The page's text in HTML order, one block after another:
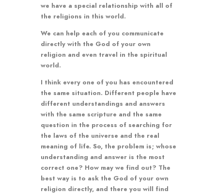
we have a special relationship with all of
the religions in this world.
We can help each of you communicate
directly with the God of your own
religion and even travel in the spiritual
world.
I think every one of you has encountered
the same situation. Different people have
different understandings and answers
with the same scripture and the same
question in the process of searching for
the laws of the universe and the real
meaning of life. So, the problem is; whose
understanding and answer is the most
correct one? How may we find out? The
best way is to ask the God of your own
religion directly, and there you will find